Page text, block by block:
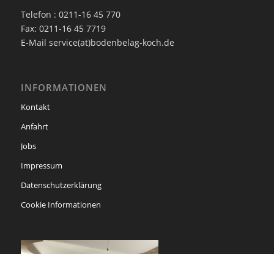
Telefon : 0211-16 45 770
Fax: 0211-16 45 7719
E-Mail service(at)bodenbelag-koch.de
INFORMATIONEN
Kontakt
Anfahrt
Jobs
Impressum
Datenschutzerklärung
Cookie Informationen